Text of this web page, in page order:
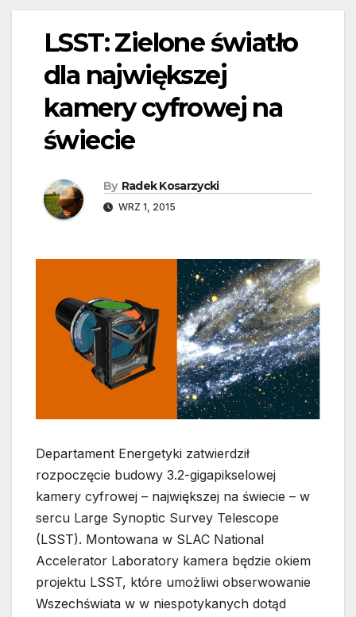
LSST: Zielone światło
dla największej
kamery cyfrowej na
świecie
By Radek Kosarzycki
WRZ 1, 2015
Departament Energetyki zatwierdził
rozpoczęcie budowy 3.2-gigapikselowej
kamery cyfrowej – największej na świecie – w
sercu Large Synoptic Survey Telescope
(LSST). Montowana w SLAC National
Accelerator Laboratory kamera będzie okiem
projektu LSST, które umożliwi obserwowanie
Wszechświata w w niespotykanych dotąd